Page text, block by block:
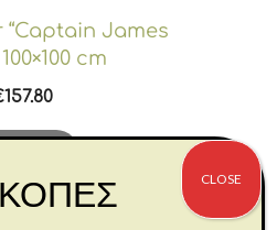
“Captain James
cm
157.80
CLOSE